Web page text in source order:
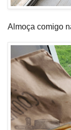
Almoça comigo